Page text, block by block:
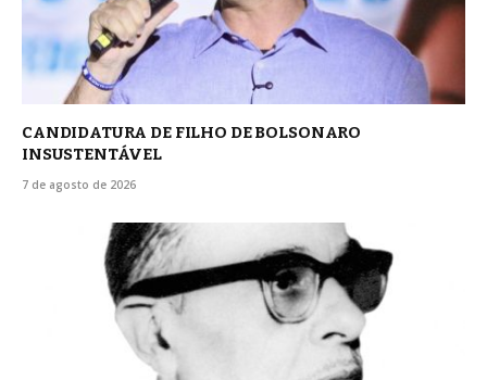
CANDIDATURA DE FILHO DE BOLSONARO
INSUSTENTÁVEL
7 de agosto de 2026